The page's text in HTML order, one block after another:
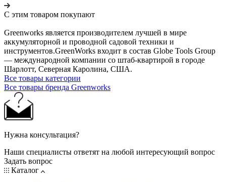
С этим товаром покупают
Greenworks является производителем лучшей в мире
аккумуляторной и проводной садовой техники и
инструментов.GreenWorks входит в состав Globe Tools Group
— международной компании со штаб-квартирой в городе
Шарлотт, Северная Каролина, США.
Все товары категории
Все товары бренда Greenworks
Нужна консультация?
Наши специалисты ответят на любой интересующий вопрос
Задать вопрос
Каталог